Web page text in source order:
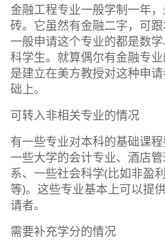
金融工程专业一般学制一年
砖。它虽然有金融二字，可跟
一般申请这个专业的都是数
科学生。就算偶尔有金融专
是建立在美方教授对这种申
础上。
可转入非相关专业的情况
有一些专业对本科的基础课程
一些大学的会计专业、酒店
系、一些社会科学(比如非盈
等)。这些专业基本上可以提
请者。
需要补充学分的情况